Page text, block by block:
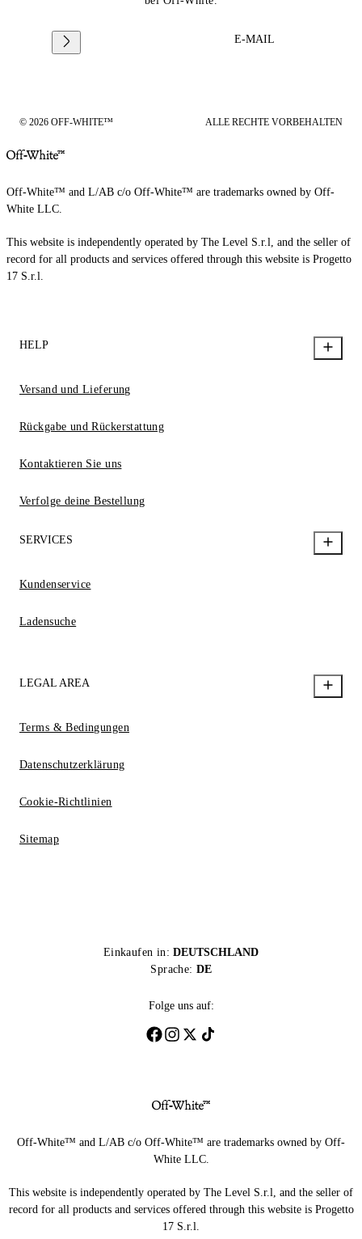
E-MAIL
© 2026 OFF-WHITE™ ALLE RECHTE VORBEHALTEN
Off-White™ and L/AB c/o Off-White™ are trademarks owned by Off-
White LLC.
This website is independently operated by The Level S.r.l, and the seller of
record for all products and services offered through this website is Progetto
17 S.r.l.
HELP
Versand und Lieferung
Rückgabe und Rückerstattung
Kontaktieren Sie uns
Verfolge deine Bestellung
SERVICES
Kundenservice
Ladensuche
LEGAL AREA
Terms & Bedingungen
Datenschutzerklärung
Cookie-Richtlinien
Sitemap
Einkaufen in: DEUTSCHLAND
Sprache: DE
Folge uns auf:
Off-White™ and L/AB c/o Off-White™ are trademarks owned by Off-
White LLC.
This website is independently operated by The Level S.r.l, and the seller of
record for all products and services offered through this website is Progetto
17 S.r.l.